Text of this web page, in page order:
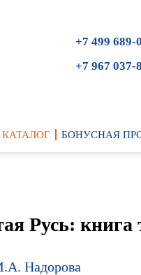
+7 499 689-
+7 967 037-
КАТАЛОГ БОНУСНАЯ
Русь: книга
Надорова